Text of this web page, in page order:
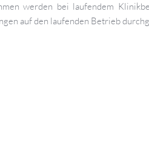
werden bei laufendem
auf den laufenden Betrieb